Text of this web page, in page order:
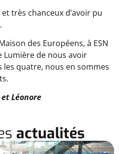
très chanceux d’avoir pu
des Européens, à ESN
Lumière de nous avoir
les quatre, nous en sommes
Léonore
actualités